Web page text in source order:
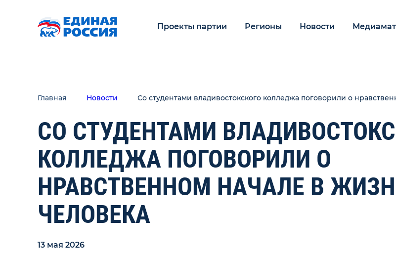
Проекты партии Регионы Новости
Главная Новости Со студентами владивостокского колледжа поговорили о
СО СТУДЕНТАМИ
КОЛЛЕДЖА ПОГОВОРИЛИ О
НРАВСТВЕННОМ НАЧАЛЕ В
ЧЕЛОВЕКА
13 мая 2026